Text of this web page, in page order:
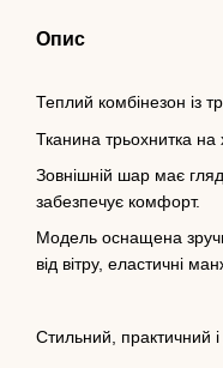
Опис
Теплий комбінезон із
Тканина трьохнитка на
Зовнішній шар має
забезпечує комфорт.
Модель оснащена
від вітру, еластичні
Стильний, практичний